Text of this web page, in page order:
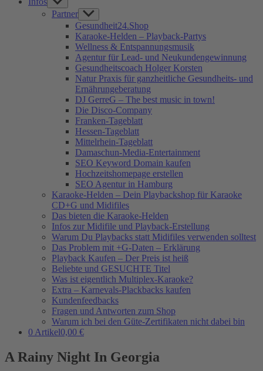
sub
menu
Partner Show
sub
menu
Gesundheit24.Shop
Karaoke-Helden – Playback-Partys
Wellness & Entspannungsmusik
Agentur für Lead- und Neukundengewinnung
Gesundheitscoach Holger Korsten
Natur Praxis für ganzheitliche Gesundheits- und
Ernährungeberatung
DJ GerreG – The best music in town!
Die Disco-Company
Franken-Tageblatt
Hessen-Tageblatt
Mittelrhein-Tageblatt
Damaschun-Media-Entertainment
SEO Keyword Domain kaufen
Hochzeitshomepage erstellen
SEO Agentur in Hamburg
Karaoke-Helden – Dein Playbackshop für Karaoke
CD+G und Midifiles
Das bieten die Karaoke-Helden
Infos zur Midifile und Playback-Erstellung
Warum Du Playbacks statt Midifiles verwenden solltest
Das Problem mit +G-Daten – Erklärung
Playback Kaufen – Der Preis ist heiß
Beliebte und GESUCHTE Titel
Was ist eigentlich Multiplex-Karaoke?
Extra – Karnevals-Plackbacks kaufen
Kundenfeedbacks
Fragen und Antworten zum Shop
Warum ich bei den Güte-Zertifikaten nicht dabei bin
0 Artikel0,00 €
A Rainy Night In Georgia